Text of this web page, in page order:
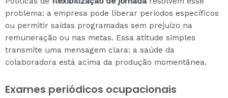
problema: a empresa pode liberar períodos específicos
ou permitir saídas programadas sem prejuízo na
remuneração ou nas metas. Essa atitude simples
transmite uma mensagem clara: a saúde da
colaboradora está acima da produção momentânea.
Exames periódicos ocupacionais